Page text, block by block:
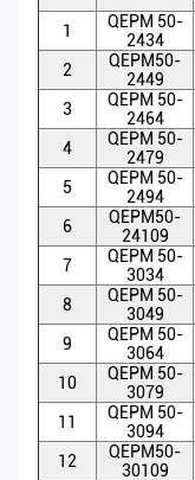
1
QEPM 50-
2434
2
QEPM50-
2449
3
QEPM 50-
2464
4
QEPM 50-
2479
5
QEPM 50-
2494
6
QEPM50-
24109
7
QEPM 50-
3034
8
QEPM 50-
3049
9
QEPM 50-
3064
10
QEPM 50-
3079
11
QEPM 50-
3094
12
QEPM50-
30109